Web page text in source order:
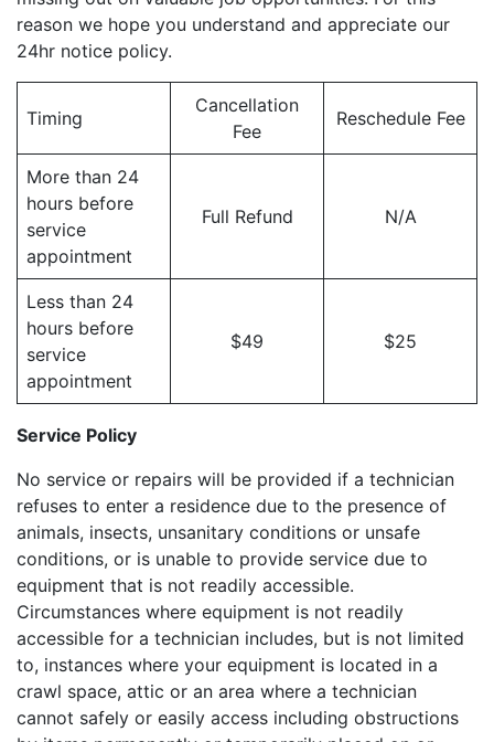
reason we hope you understand and appreciate our
24hr notice policy.
Timing
Cancellation
Fee
Reschedule Fee
More than 24
hours before
service
appointment
Full Refund N/A
Less than 24
hours before
service
appointment
$49 $25
Service Policy
No service or repairs will be provided if a technician
refuses to enter a residence due to the presence of
animals, insects, unsanitary conditions or unsafe
conditions, or is unable to provide service due to
equipment that is not readily accessible.
Circumstances where equipment is not readily
accessible for a technician includes, but is not limited
to, instances where your equipment is located in a
crawl space, attic or an area where a technician
cannot safely or easily access including obstructions